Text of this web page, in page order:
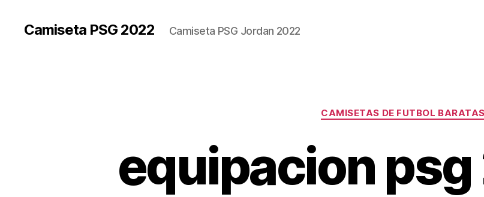
Camiseta PSG 2022 Camiseta PSG Jordan 2022
Categorías
CAMISETAS DE FUTBOL BARATAS
equipacion